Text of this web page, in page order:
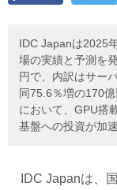
IDC Japanは2025
場の実績と予測を
円で、内訳はサー
同75.6％増の170
において、GPU搭
基盤への投資が加
IDC Japanは、